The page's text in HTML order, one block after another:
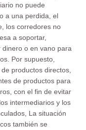
no puede
a una perdida, el
los corredores no
a soportar,
o en vano para
Por supuesto,
productos directos,
de productos para
con el fin de evitar
intermediarios y los
La situación
también se